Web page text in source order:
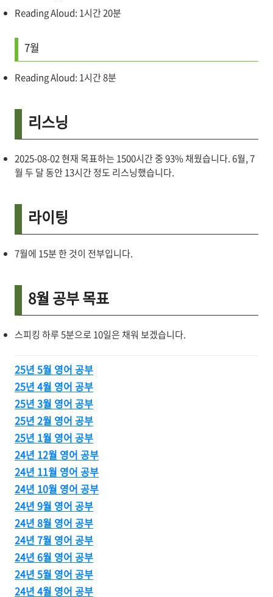
Reading Aloud: 1시간 20분
7월
Reading Aloud: 1시간 8분
리스닝
2025-08-02 현재 목표하는 1500시간 중 93% 채웠습니다. 6월, 7
월 두 달 동안 13시간 정도 리스닝했습니다.
라이팅
7월에 15분 한 것이 전부입니다.
8월 공부 목표
스피킹 하루 5분으로 10일은 채워 보겠습니다.
25년 5월 영어 공부
25년 4월 영어 공부
25년 3월 영어 공부
25년 2월 영어 공부
25년 1월 영어 공부
24년 12월 영어 공부
24년 11월 영어 공부
24년 10월 영어 공부
24년 9월 영어 공부
24년 8월 영어 공부
24년 7월 영어 공부
24년 6월 영어 공부
24년 5월 영어 공부
24년 4월 영어 공부